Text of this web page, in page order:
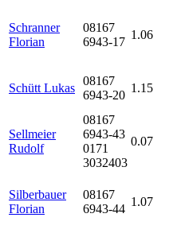
Schranner
Florian
08167
6943-17
1.06
Schütt Lukas
08167
6943-20
1.15
Sellmeier
Rudolf
08167
6943-43
0171
3032403
0.07
Silberbauer
Florian
08167
6943-44
1.07